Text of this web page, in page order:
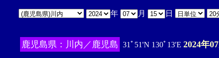
年 月 日
鹿児島県：川内／鹿児島 31ﾟ51'N 130ﾟ13'E 2024年